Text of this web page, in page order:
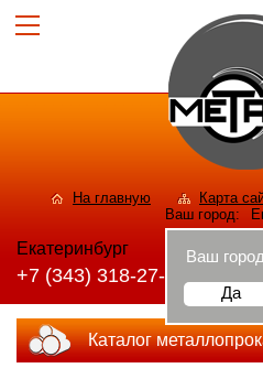
На главную Карта
Ваш город:
Ваш
Да
Екатеринбург
+7 (343) 318-27-56
Каталог